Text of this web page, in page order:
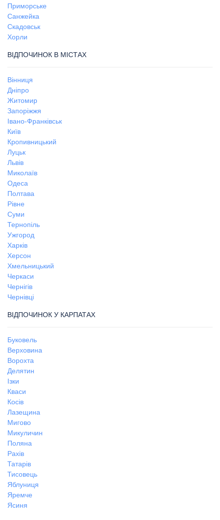
Приморське
Санжейка
Скадовськ
Хорли
ВІДПОЧИНОК В МІСТАХ
Вінниця
Дніпро
Житомир
Запоріжжя
Івано-Франківськ
Київ
Кропивницький
Луцьк
Львів
Миколаїв
Одеса
Полтава
Рівне
Суми
Тернопіль
Ужгород
Харків
Херсон
Хмельницький
Черкаси
Чернігів
Чернівці
ВІДПОЧИНОК У КАРПАТАХ
Буковель
Верховина
Ворохта
Делятин
Ізки
Кваси
Косів
Лазещина
Мигово
Микуличин
Поляна
Рахів
Татарів
Тисовець
Яблуниця
Яремче
Ясиня